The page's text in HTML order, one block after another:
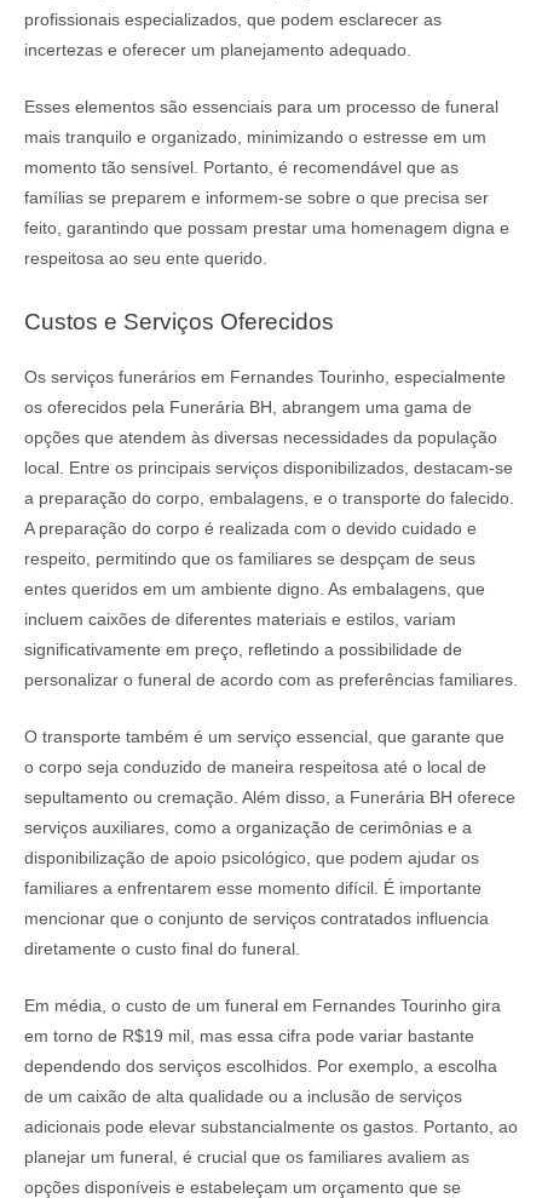
profissionais especializados, que podem esclarecer as
incertezas e oferecer um planejamento adequado.
Esses elementos são essenciais para um processo de funeral
mais tranquilo e organizado, minimizando o estresse em um
momento tão sensível. Portanto, é recomendável que as
famílias se preparem e informem-se sobre o que precisa ser
feito, garantindo que possam prestar uma homenagem digna e
respeitosa ao seu ente querido.
Custos e Serviços Oferecidos
Os serviços funerários em Fernandes Tourinho, especialmente
os oferecidos pela Funerária BH, abrangem uma gama de
opções que atendem às diversas necessidades da população
local. Entre os principais serviços disponibilizados, destacam-se
a preparação do corpo, embalagens, e o transporte do falecido.
A preparação do corpo é realizada com o devido cuidado e
respeito, permitindo que os familiares se despçam de seus
entes queridos em um ambiente digno. As embalagens, que
incluem caixões de diferentes materiais e estilos, variam
significativamente em preço, refletindo a possibilidade de
personalizar o funeral de acordo com as preferências familiares.
O transporte também é um serviço essencial, que garante que
o corpo seja conduzido de maneira respeitosa até o local de
sepultamento ou cremação. Além disso, a Funerária BH oferece
serviços auxiliares, como a organização de cerimônias e a
disponibilização de apoio psicológico, que podem ajudar os
familiares a enfrentarem esse momento difícil. É importante
mencionar que o conjunto de serviços contratados influencia
diretamente o custo final do funeral.
Em média, o custo de um funeral em Fernandes Tourinho gira
em torno de R$19 mil, mas essa cifra pode variar bastante
dependendo dos serviços escolhidos. Por exemplo, a escolha
de um caixão de alta qualidade ou a inclusão de serviços
adicionais pode elevar substancialmente os gastos. Portanto, ao
planejar um funeral, é crucial que os familiares avaliem as
opções disponíveis e estabeleçam um orçamento que se